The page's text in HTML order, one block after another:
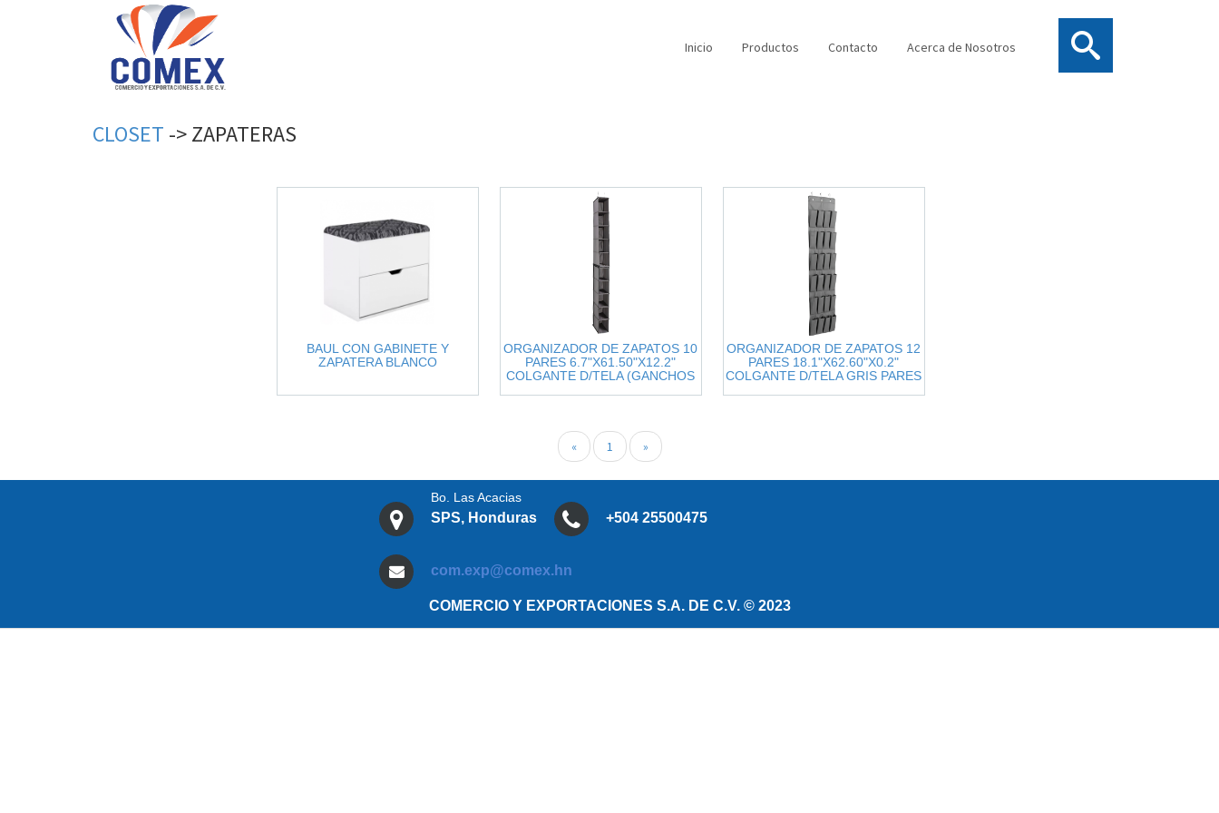
Inicio Productos Contacto Acerca de Nosotros
CLOSET ->ZAPATERAS
BAUL CON GABINETE Y
ZAPATERA BLANCO
ORGANIZADOR DE ZAPATOS 10
PARES 6.7"X61.50"X12.2"
COLGANTE D/TELA (GANCHOS
ORGANIZADOR DE ZAPATOS 12
PARES 18.1"X62.60"X0.2"
COLGANTE D/TELA GRIS PARES
« 1 »
Bo. Las Acacias
SPS, Honduras +504 25500475
com.exp@comex.hn
COMERCIO Y EXPORTACIONES S.A. DE C.V. © 2023